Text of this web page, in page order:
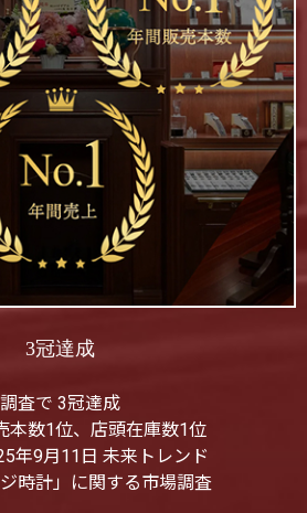
3冠達成
査で 3冠達成
本数1位、店頭在庫数1位
年9月11日 未来トレンド
時計」に関する市場調査